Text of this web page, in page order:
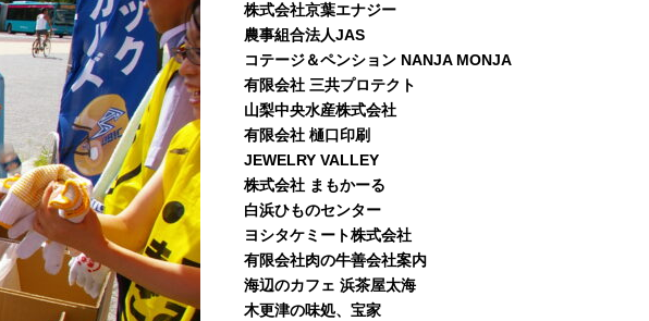
株式会社京葉エナジー
農事組合法人JAS
コテージ＆ペンション NANJA MONJA
有限会社 三共プロテクト
山梨中央水産株式会社
有限会社 樋口印刷
JEWELRY VALLEY
株式会社 まもかーる
白浜ひものセンター
ヨシタケミート株式会社
有限会社肉の牛善会社案内
海辺のカフェ 浜茶屋太海
木更津の味処、宝家